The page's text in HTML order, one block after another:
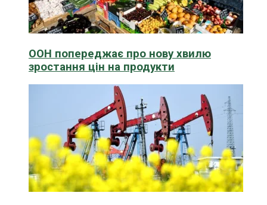
ООН попереджає про нову хвилю
зростання цін на продукти